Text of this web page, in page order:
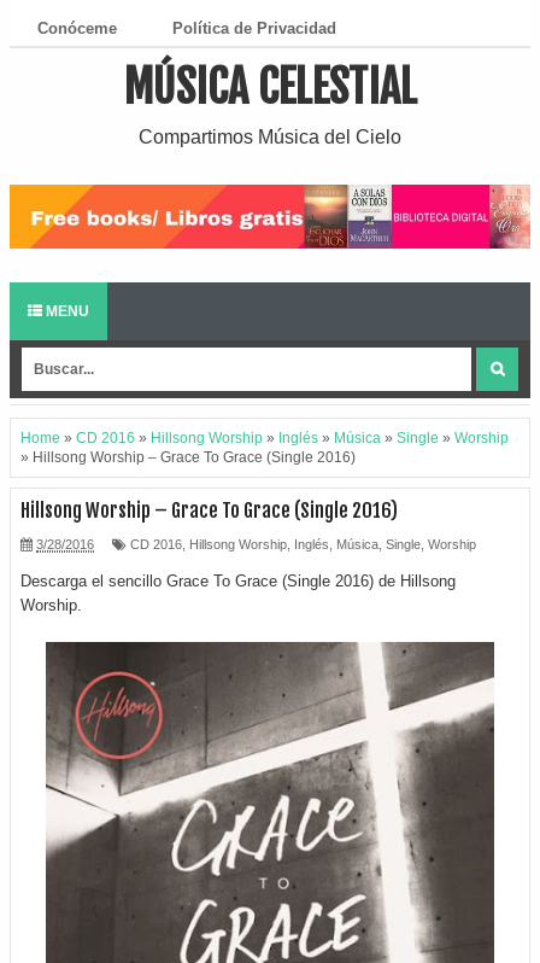
Conóceme Política de Privacidad
¿Cómo Descargar?MÚSICA CELESTIAL
Compartimos Música del Cielo
MENU
Home » CD 2016 » Hillsong Worship » Inglés » Música » Single » Worship
» Hillsong Worship – Grace To Grace (Single 2016)
Hillsong Worship – Grace To Grace (Single 2016)
3/28/2016 CD 2016 Hillsong Worship Inglés Música Single Worship
Descarga el sencillo Grace To Grace (Single 2016) de Hillsong
Worship.